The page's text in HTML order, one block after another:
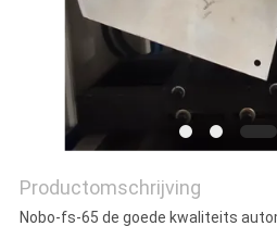
Productomschrijving
Nobo-fs-65 de goede kwaliteits